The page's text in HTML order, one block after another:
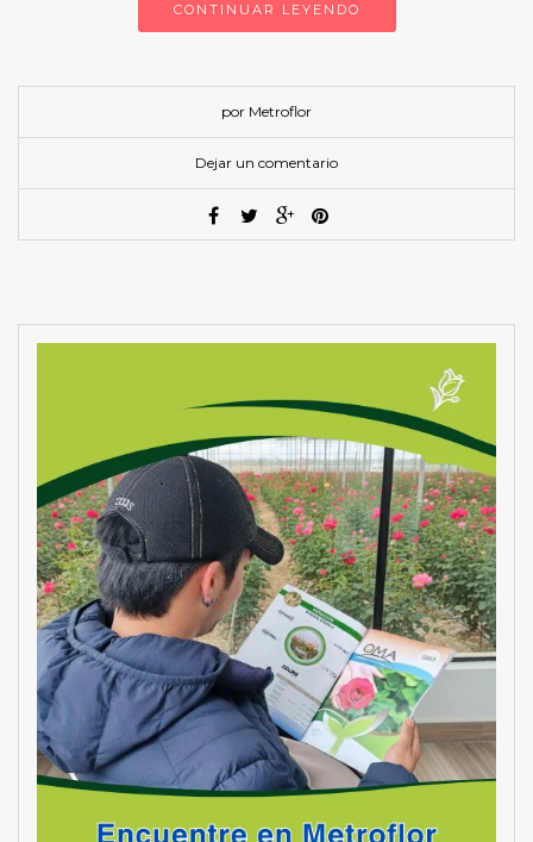
CONTINUAR LEYENDO
por Metroflor
Dejar un comentario